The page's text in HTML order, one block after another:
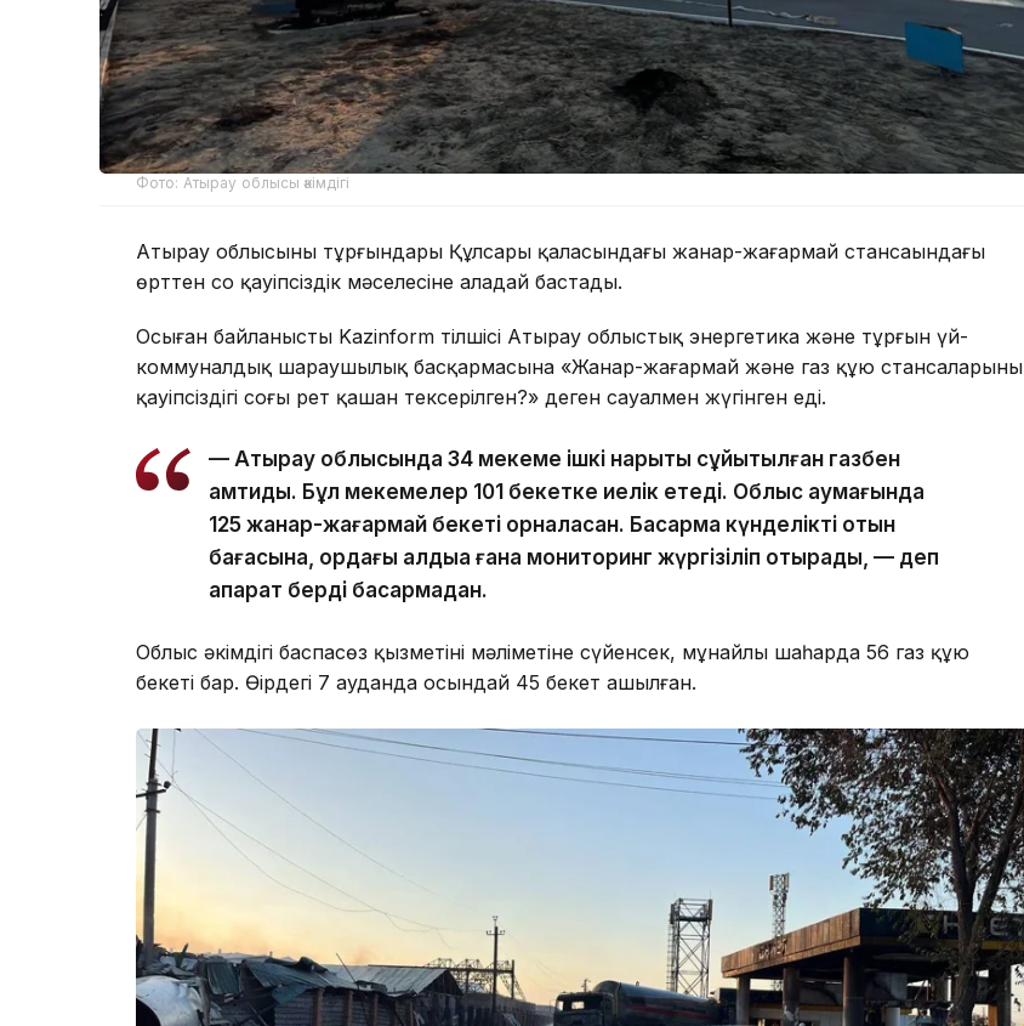
Фото: Атырау облысы әкімдігі
Атырау облысының тұрғындары Құлсары қаласындағы жанар-жағармай стансаындағы
өрттен соң қауіпсіздік мәселесіне алаңдай бастады.
Осыған байланысты Kazinform тілшісі Атырау облыстық энергетика және тұрғын үй-
коммуналдық шараушылық басқармасына «Жанар-жағармай және газ құю стансаларының
қауіпсіздігі соңғы рет қашан тексерілген?» деген сауалмен жүгінген еді.
— Атырау облысында 34 мекеме ішкі нарықты сұйытылған газбен
қамтиды. Бұл мекемелер 101 бекетке иелік етеді. Облыс аумағында
125 жанар-жағармай бекеті орналасқан. Басқарма күнделікті отын
бағасына, қордағы қалдыққа ғана мониторинг жүргізіліп отырады, — деп
ақпарат берді басқармадан.
Облыс әкімдігі баспасөз қызметінің мәліметіне сүйенсек, мұнайлы шаһарда 56 газ құю
бекеті бар. Өңірдегі 7 ауданда осындай 45 бекет ашылған.